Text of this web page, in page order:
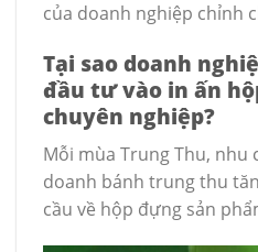
của doanh nghiệp chỉnh
Tại sao doanh
đầu tư vào in ấn
chuyên nghiệp?
Mỗi mùa Trung Thu, nhu
doanh bánh trung thu
cầu về hộp đựng sản